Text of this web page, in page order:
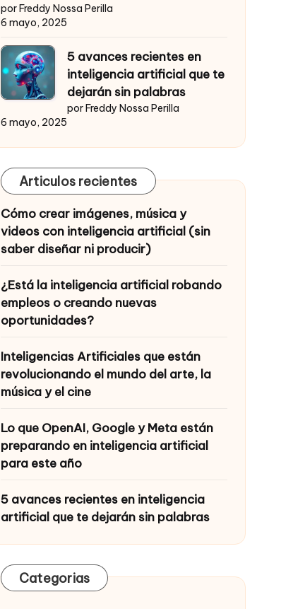
por Freddy Nossa Perilla
6 mayo, 2025
5 avances recientes en
inteligencia artificial que te
dejarán sin palabras
por Freddy Nossa Perilla
6 mayo, 2025
Articulos recientes
Cómo crear imágenes, música y
videos con inteligencia artificial (sin
saber diseñar ni producir)
¿Está la inteligencia artificial robando
empleos o creando nuevas
oportunidades?
Inteligencias Artificiales que están
revolucionando el mundo del arte, la
música y el cine
Lo que OpenAI, Google y Meta están
preparando en inteligencia artificial
para este año
5 avances recientes en inteligencia
artificial que te dejarán sin palabras
Categorias